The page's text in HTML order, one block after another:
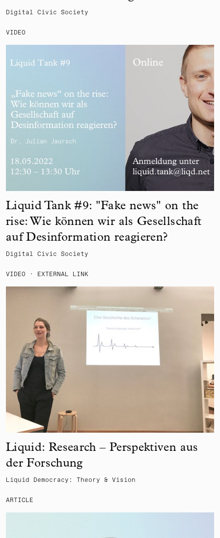
Digital Civic Society
VIDEO
Liquid Tank #9: "Fake news" on the
rise: Wie können wir als Gesellschaft
auf Desinformation reagieren?
Digital Civic Society
VIDEO · EXTERNAL LINK
Liquid: Research – Perspektiven aus
der Forschung
Liquid Democracy: Theory & Vision
ARTICLE